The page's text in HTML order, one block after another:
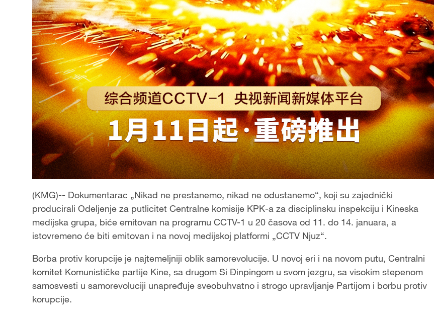
(KMG)-- Dokumentarac „Nikad ne prestanemo, nikad ne odustanemo“, koji su zajednički
producirali Odeljenje za putlicitet Centralne komisije KPK-a za disciplinsku inspekciju i Kineska
medijska grupa, biće emitovan na programu CCTV-1 u 20 časova od 11. do 14. januara, a
istovremeno će biti emitovan i na novoj medijskoj platformi „CCTV Njuz“.
Borba protiv korupcije je najtemeljniji oblik samorevolucije. U novoj eri i na novom putu, Centralni
komitet Komunističke partije Kine, sa drugom Si Đinpingom u svom jezgru, sa visokim stepenom
samosvesti u samorevoluciji unapređuje sveobuhvatno i strogo upravljanje Partijom i borbu protiv
korupcije.